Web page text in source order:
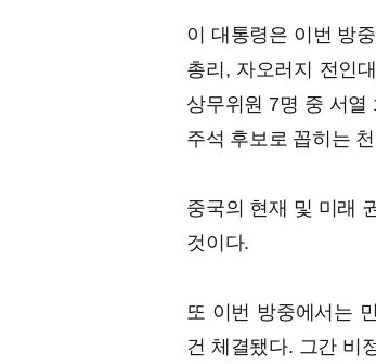
이 대통령은 이번 방
총리, 자오러지 전인
상무위원 7명 중 서
주석 후보로 꼽히는
중국의 현재 및 미래
것이다.
또 이번 방중에서는
건 체결됐다. 그간 비